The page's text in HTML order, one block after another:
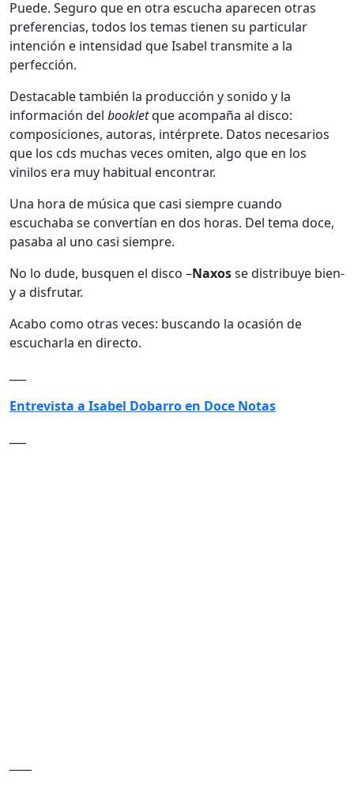
Puede. Seguro que en otra escucha aparecen otras
preferencias, todos los temas tienen su particular
intención e intensidad que Isabel transmite a la
perfección.
Destacable también la producción y sonido y la
información del bookletque acompaña al disco:
composiciones, autoras, intérprete. Datos necesarios
que los cds muchas veces omiten, algo que en los
vinilos era muy habitual encontrar.
Una hora de música que casi siempre cuando
escuchaba se convertían en dos horas. Del tema doce,
pasaba al uno casi siempre.
No lo dude, busquen el disco –Naxosse distribuye bien-
y a disfrutar.
Acabo como otras veces: buscando la ocasión de
escucharla en directo.
Entrevista a Isabel Dobarro en Doce Notas